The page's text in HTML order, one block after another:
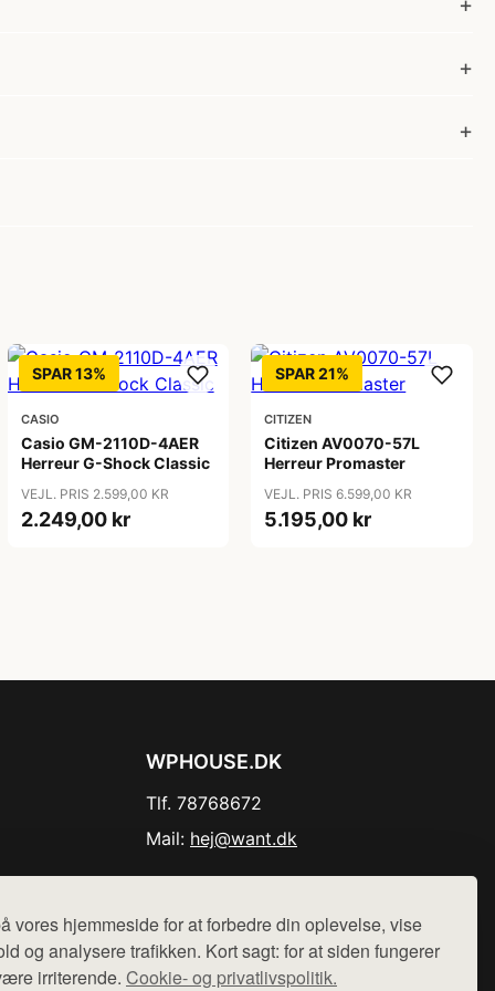
vores hjemmeside for at forbedre din oplevelse, vise
og analysere trafikken. Kort sagt: for at siden fungerer
irriterende. Cookie- og privatlivspolitik.
SPAR 13%
CASIO
Casio GM-2110D-4AER
Herreur G-Shock Classic
VEJL. PRIS 2.599,00 KR
2.249,00 kr
SPAR 21%
CITIZEN
Citizen AV0070-57L
Herreur Promaster
VEJL. PRIS 6.599,00 KR
5.195,00 kr
WPHOUSE.DK
Tlf. 78768672
Mail: hej@want.dk